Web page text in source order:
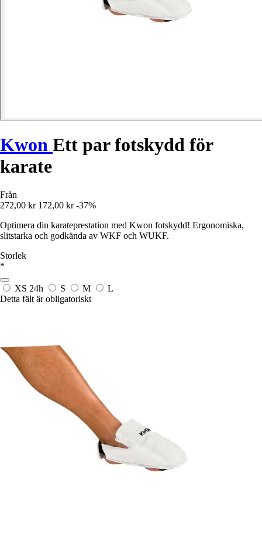
Kwon Ett par fotskydd för
karate
Från
272,00 kr 172,00 kr -37%
Optimera din karateprestation med Kwon fotskydd! Ergonomiska,
slitstarka och godkända av WKF och WUKF.
Storlek
*
XS 24h S M
L
Detta fält är obligatoriskt